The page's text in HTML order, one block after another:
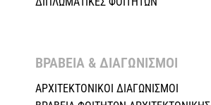
ΒΡΑΒΕΙΑ & ΔΙΑΓΩΝΙΣΜΟΙ ​
ΑΡΧΙΤΕΚΤΟΝΙΚΟΙ ΔΙΑΓΩΝΙΣΜΟΙ